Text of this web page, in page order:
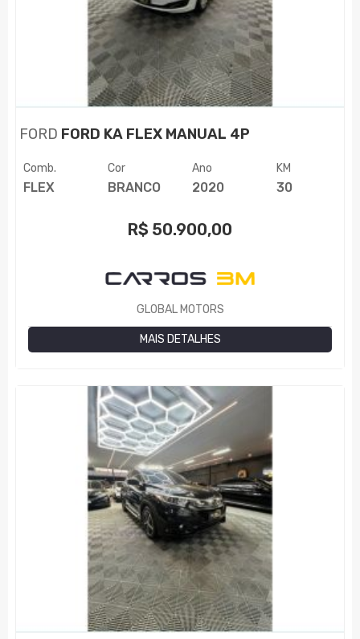
FORD FORD KA FLEX MANUAL 4P
Comb.
FLEX
Cor
BRANCO
Ano
2020
KM
30
R$ 50.900,00
GLOBAL MOTORS
MAIS DETALHES